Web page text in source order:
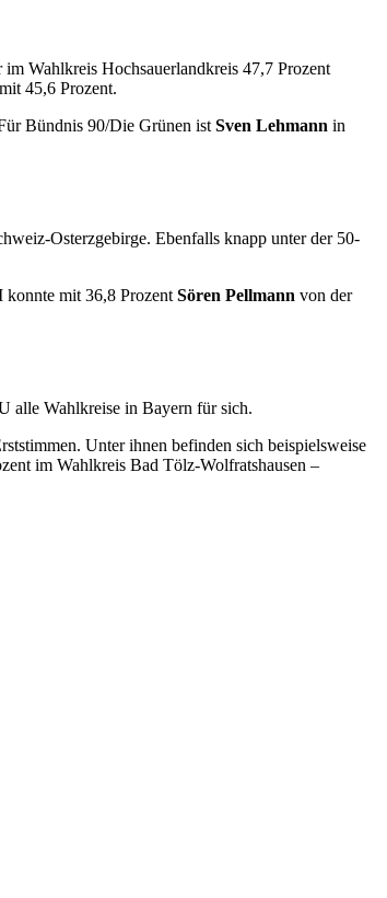
im Wahlkreis Hochsauerlandkreis 47,7 Prozent
45,6 Prozent.
Bündnis 90/Die Grünen istSven Lehmann in
Osterzgebirge. Ebenfalls knapp unter der 50-
konnte mit 36,8 Prozent Sören Pellmann von der
alle Wahlkreise in Bayern für sich.
Unter ihnen befinden sich beispielsweise
im Wahlkreis Bad Tölz-Wolfratshausen –